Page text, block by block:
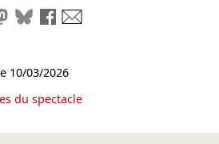
le liensur LinkedIn
Partager sur Mastodon
Partager sur Bluesky
Partager sur Facebook
10/03/2026
du spectacle